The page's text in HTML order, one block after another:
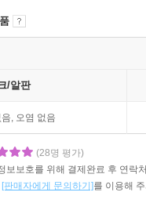
/알판
, 오염 없음
(28명 평가)
보보호를 위해 결제완료 후 연락
[판매자에게 문의하기]를 이용해